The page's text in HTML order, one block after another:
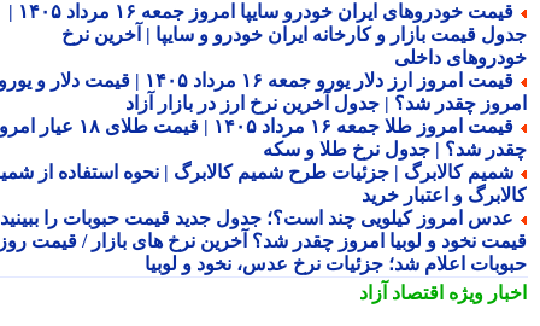
قیمت خودروهای ایران خودرو سایپا امروز جمعه ۱۶ مرداد ۱۴۰۵ |
قیمت بازار و کارخانه ایران خودرو و سایپا | آخرین نرخ
داخلی
قیمت امروز ارز دلار یورو جمعه ۱۶ مرداد ۱۴۰۵ | قیمت دلار و یورو
چقدر شد؟ | جدول آخرین نرخ ارز در بازار آزاد
قیمت امروز طلا جمعه ۱۶ مرداد ۱۴۰۵ | قیمت طلای ۱۸ عیار امروز
شد؟ | جدول نرخ طلا و سکه
کالابرگ | جزئیات طرح شمیم کالابرگ | نحوه استفاده از شمیم
و اعتبار خرید
امروز کیلویی چند است؟؛ جدول جدید قیمت حبوبات را ببینید /
نخود و لوبیا امروز چقدر شد؟ آخرین نرخ های بازار / قیمت روز
اعلام شد؛ جزئیات نرخ عدس، نخود و لوبیا
ویژهاقتصاد آزاد